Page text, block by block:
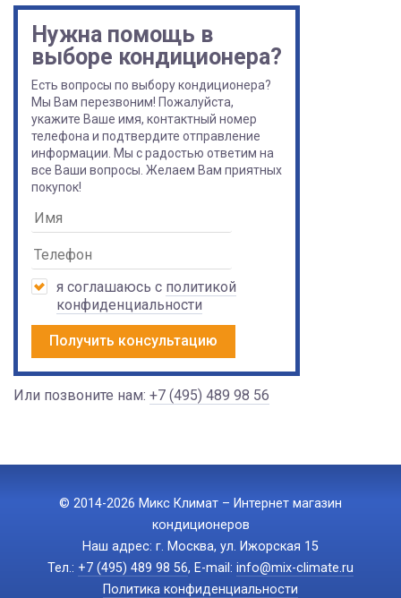
Нужна помощь в
выборе кондиционера?
Есть вопросы по выбору кондиционера?
Мы Вам перезвоним! Пожалуйста,
укажите Ваше имя, контактный номер
телефона и подтвердите отправление
информации. Мы с радостью ответим на
все Ваши вопросы. Желаем Вам приятных
покупок!
я соглашаюсь с политикой
конфиденциальности
Получить консультацию
Или позвоните нам: +7 (495) 489 98 56
© 2014-2026 Микс Климат – Интернет магазин
кондиционеров
Наш адрес: г. Москва, ул. Ижорская 15
Тел.: +7 (495) 489 98 56, E-mail: info@mix-climate.ru
Политика конфиденциальности